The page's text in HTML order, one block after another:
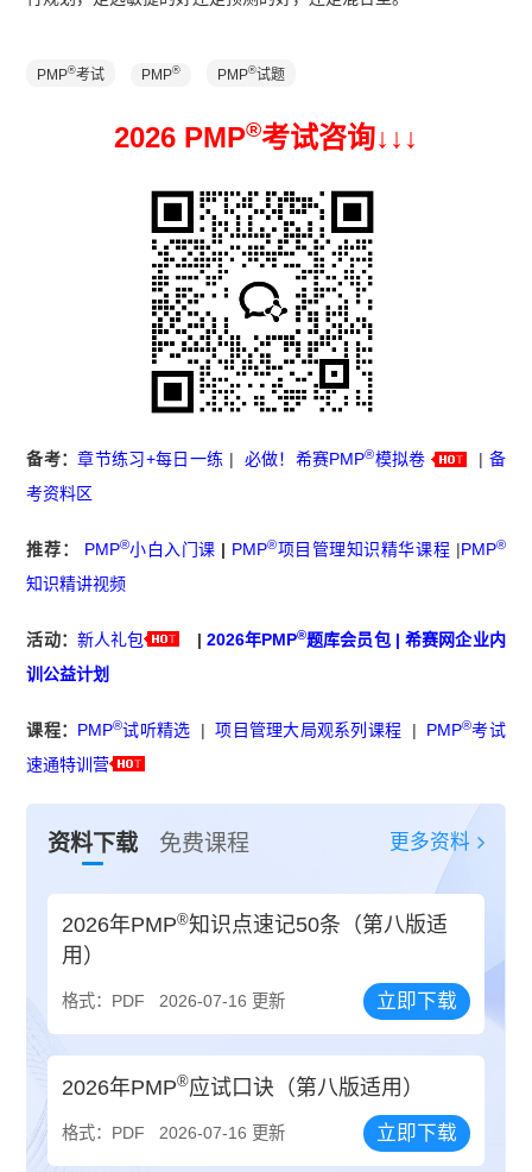
PMP®考试 PMP® PMP®试题
2026 PMP®考试咨询↓ ↓ ↓
备考：章节练习+每日一练 | 必做！希赛PMP®模拟卷 | 备
考资料区
推荐： PMP®小白入门课 | PMP®项目管理知识精华课程 |PMP®
知识精讲视频
活动： 新人礼包 | 2026年PMP®题库会员包 | 希赛网企业内
训公益计划
课程： PMP®试听精选 |项目管理大局观系列课程 | PMP®考试
速通特训营
资料下载 免费课程 更多资料
2026年PMP®知识点速记50条（第八版适
用）
格式：PDF 2026-07-16 更新 立即下载
2026年PMP®应试口诀（第八版适用）
格式：PDF 2026-07-16 更新 立即下载